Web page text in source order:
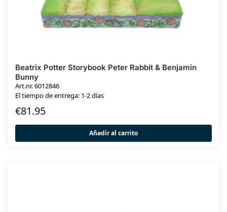
Beatrix Potter Storybook Peter Rabbit & Benjamin
Bunny
Art.nr. 6012846
El tiempo de entrega: 1-2 días
€81.95
Añadir al carrito